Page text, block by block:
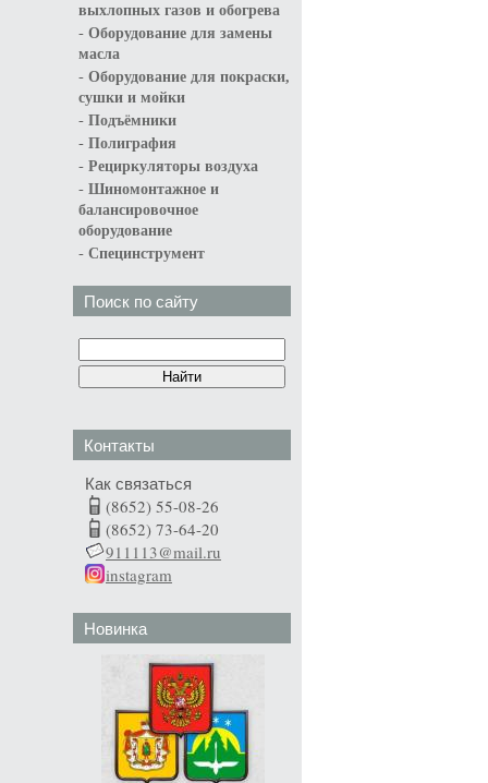
выхлопных газов и обогрева
- Оборудование для замены
масла
- Оборудование для покраски,
сушки и мойки
- Подъёмники
- Полиграфия
- Рециркуляторы воздуха
- Шиномонтажное и
балансировочное
оборудование
- Специнструмент
Поиск по сайту
Контакты
Как связаться
(8652) 55-08-26
(8652) 73-64-20
911113@mail.ru
instagram
Новинка